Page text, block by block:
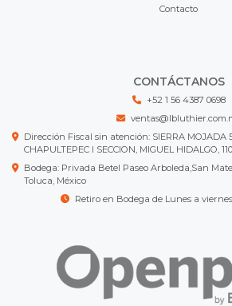
Contacto
CONTÁCTANOS
+52 1 56 4387 0698
Dirección Fiscal sin atención: SIERRA MOJADA
CHAPULTEPEC I SECCION, MIGUEL HIDALGO,
Bodega: Privada Betel Paseo Arboleda,San
Toluca, México
Retiro en Bodega de Lunes a